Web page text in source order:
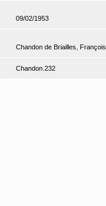
09/02/1953
Chandon de Briailles, François
Chandon.232